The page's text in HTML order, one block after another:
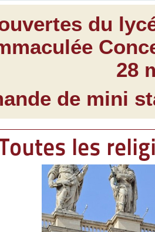
du
28
de mini
les